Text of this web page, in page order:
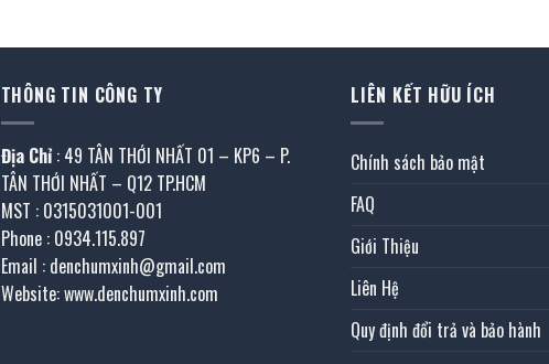
THÔNG TIN CÔNG TY
Địa Chỉ : 49 TÂN THỚI NHẤT 01 – KP6 – P.
TÂN THỚI NHẤT – Q12 TP.HCM
MST : 0315031001-001
Phone : 0934.115.897
Email : denchumxinh@gmail.com
Website: www.denchumxinh.com
LIÊN KẾT HỮU ÍCH
Chính sách bảo mật
FAQ
Giới Thiệu
Liên Hệ
Quy định đổi trả và bảo hành